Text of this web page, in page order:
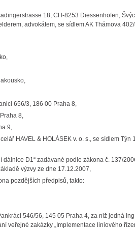
18, CH-8253 Diessenhofen,
advokátem, se sídlem AK Thámova
656/3, 186 00 Praha 8,
8,
9,
HAVEL & HOLÁSEK v. o. s., se sídlem Týn
dálnice D1“ zadávané podle zákona č. 137/
výzvy ze dne 17.12.2007,
pozdějších předpisů, takto:
546/56, 145 05 Praha 4, za niž jedná
veřejné zakázky „Implementace liniového